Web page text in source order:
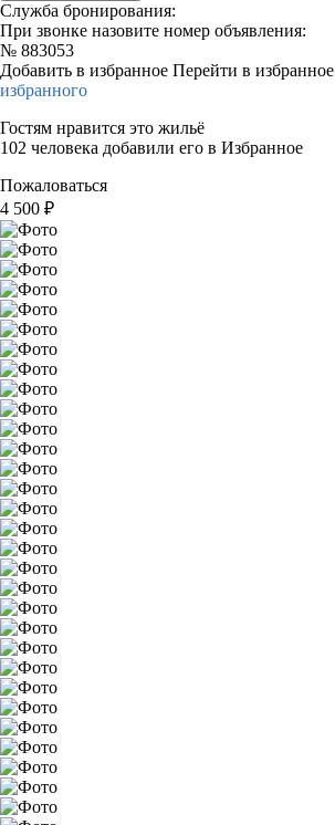
Служба бронирования:
При звонке назовите номер объявления:
№ 883053
Добавить в избранное Перейти в избранное
избранного
Гостям нравится это жильё
102 человека добавили его в Избранное
Пожаловаться
4 500 ₽